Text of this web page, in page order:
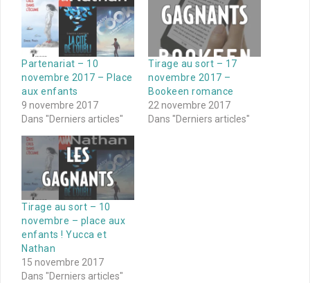
Partenariat – 10
novembre 2017 – Place
aux enfants
9 novembre 2017
Dans "Derniers articles"
Tirage au sort – 17
novembre 2017 –
Bookeen romance
22 novembre 2017
Dans "Derniers articles"
Tirage au sort – 10
novembre – place aux
enfants ! Yucca et
Nathan
15 novembre 2017
Dans "Derniers articles"